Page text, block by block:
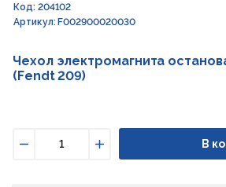
Код: 204102
Артикул: F002900020030
Чехол электромагнита
(Fendt 209)
Увеличить
В